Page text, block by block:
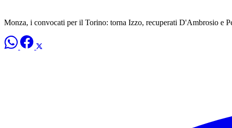
Monza, i convocati per il Torino: torna Izzo, recuperati D'Ambrosio e